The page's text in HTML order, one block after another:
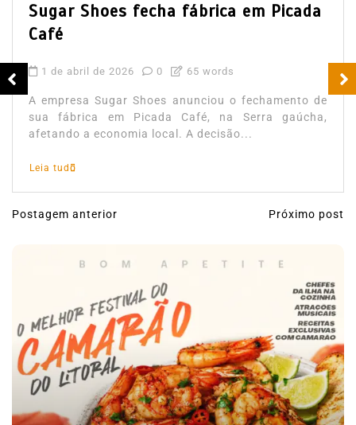
Sugar Shoes fecha fábrica em Picada
Café
1 de abril de 2026 0 65 words
A empresa Sugar Shoes anunciou o fechamento de
sua fábrica em Picada Café, na Serra gaúcha,
afetando a economia local. A decisão...
Leia tudo
N
g
a
ç
o
Postagem anterior Próximo post